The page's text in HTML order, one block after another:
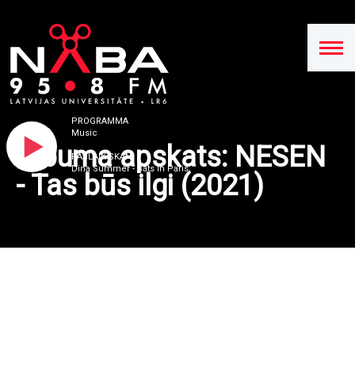
PROGRAMMA
Music
PAŠLAIK SKAN
Dina Summer - Bats In Paris
Albuma apskats: NESEN
- Tas būs ilgi (2021)